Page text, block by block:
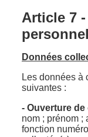
Article 7
Données
Les données à
suivantes :
- Ouverture de
nom ; prénom ;
fonction